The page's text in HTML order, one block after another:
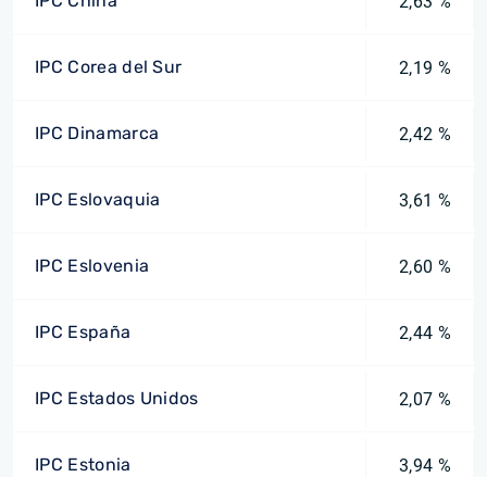
IPC Corea del Sur 2,19 %
IPC Dinamarca 2,42 %
IPC Eslovaquia 3,61 %
IPC Eslovenia 2,60 %
IPC España 2,44 %
IPC Estados Unidos 2,07 %
IPC Estonia 3,94 %